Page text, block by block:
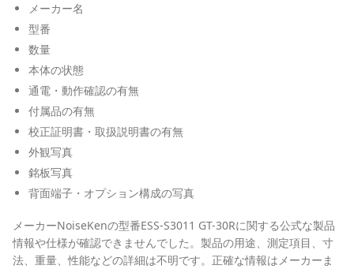
メーカー名
型番
数量
本体の状態
通電・動作確認の有無
付属品の有無
校正証明書・取扱説明書の有無
外観写真
銘板写真
背面端子・オプション構成の写真
メーカーNoiseKenの型番ESS-S3011 GT-30Rに関する公式な製品
情報や仕様が確認できませんでした。製品の用途、測定項目、寸
法、重量、性能などの詳細は不明です。正確な情報はメーカーま